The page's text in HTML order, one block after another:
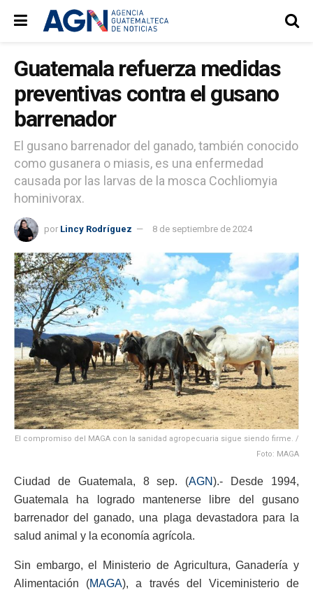
Guatemala refuerza medidas
preventivas contra el gusano
barrenador
El gusano barrenador del ganado, también conocido
como gusanera o miasis, es una enfermedad
causada por las larvas de la mosca Cochliomyia
hominivorax.
por Lincy Rodríguez 8 de septiembre de 2024
El compromiso del MAGA con la sanidad agropecuaria sigue siendo firme. /
Foto: MAGA
Ciudad de Guatemala, 8 sep. (AGN).- Desde 1994,
Guatemala ha logrado mantenerse libre del gusano
barrenador del ganado, una plaga devastadora para la
salud animal y la economía agrícola.
Sin embargo, el Ministerio de Agricultura, Ganadería y
Alimentación (MAGA), a través del Viceministerio de